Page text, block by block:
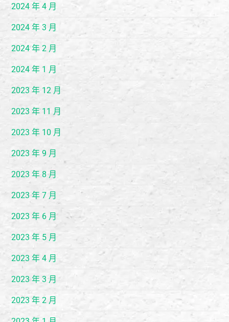
2024 年 4 月
2024 年 3 月
2024 年 2 月
2024 年 1 月
2023 年 12 月
2023 年 11 月
2023 年 10 月
2023 年 9 月
2023 年 8 月
2023 年 7 月
2023 年 6 月
2023 年 5 月
2023 年 4 月
2023 年 3 月
2023 年 2 月